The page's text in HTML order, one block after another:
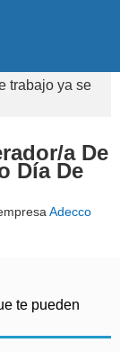
trabajo ya se
a De
Día De
Adecco
te pueden